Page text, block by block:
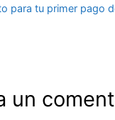
para tu primer pago
un